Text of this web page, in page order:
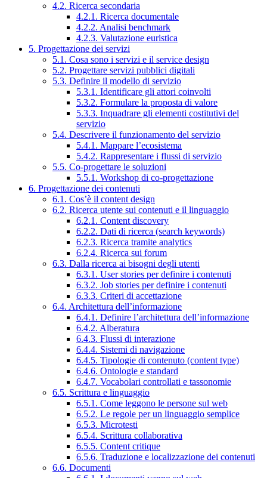
4.2. Ricerca secondaria
4.2.1. Ricerca documentale
4.2.2. Analisi benchmark
4.2.3. Valutazione euristica
5. Progettazione dei servizi
5.1. Cosa sono i servizi e il service design
5.2. Progettare servizi pubblici digitali
5.3. Definire il modello di servizio
5.3.1. Identificare gli attori coinvolti
5.3.2. Formulare la proposta di valore
5.3.3. Inquadrare gli elementi costitutivi del
servizio
5.4. Descrivere il funzionamento del servizio
5.4.1. Mappare l’ecosistema
5.4.2. Rappresentare i flussi di servizio
5.5. Co-progettare le soluzioni
5.5.1. Workshop di co-progettazione
6. Progettazione dei contenuti
6.1. Cos’è il content design
6.2. Ricerca utente sui contenuti e il linguaggio
6.2.1. Content discovery
6.2.2. Dati di ricerca (search keywords)
6.2.3. Ricerca tramite analytics
6.2.4. Ricerca sui forum
6.3. Dalla ricerca ai bisogni degli utenti
6.3.1. User stories per definire i contenuti
6.3.2. Job stories per definire i contenuti
6.3.3. Criteri di accettazione
6.4. Architettura dell’informazione
6.4.1. Definire l’architettura dell’informazione
6.4.2. Alberatura
6.4.3. Flussi di interazione
6.4.4. Sistemi di navigazione
6.4.5. Tipologie di contenuto (content type)
6.4.6. Ontologie e standard
6.4.7. Vocabolari controllati e tassonomie
6.5. Scrittura e linguaggio
6.5.1. Come leggono le persone sul web
6.5.2. Le regole per un linguaggio semplice
6.5.3. Microtesti
6.5.4. Scrittura collaborativa
6.5.5. Content critique
6.5.6. Traduzione e localizzazione dei contenuti
6.6. Documenti